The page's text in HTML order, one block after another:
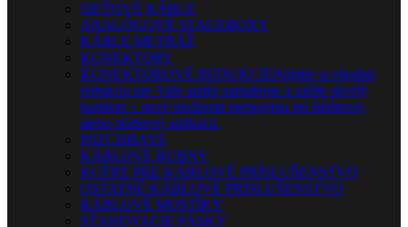
SIEŤOVÉ KÁBLE
ANALÓGOVÉ STAGEBOXY
KÁBLE METRÁŽ
KONEKTORY
KONEKTOROVÉ REDUKCIENájdite si vhodnú
redukciu pre Vaše audio zariadenie a zažite skvelý
komfort + nové možnosti prepojenia pri štúdiovej,
alebo pódiovej aplikácii.
PATCHBAYE
KÁBLOVÉ BUBNY
KUFRE PRE KÁBLOVÉ PRÍSLUŠENSTVO
OSTATNÉ KÁBLOVÉ PRÍSLUŠENSTVO
KÁBLOVÉ MOSTÍKY
SŤAHOVACIE PÁSKY